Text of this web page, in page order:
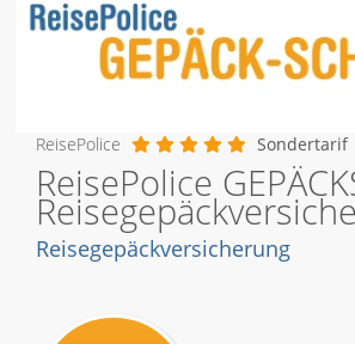
ReisePolice Sondertarif
ReisePolice
Reisegepäckversicherung